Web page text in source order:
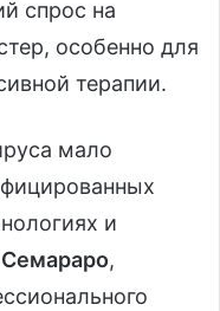
спрос на
особенно для
терапии.
мало
и
,